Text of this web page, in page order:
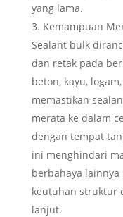
yang lama.
Kemampuan
Sealant bulk
dan retak pada
beton, kayu,
memastikan
merata ke dalam
dengan tempat
ini menghindari
berbahaya lainnya
keutuhan struktur
lanjut.